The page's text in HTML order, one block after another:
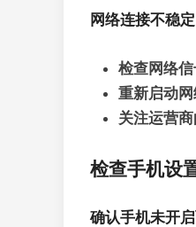
网络连接不稳
检查网络信
重新启动网
关注运营商
检查手机设
确认手机未开